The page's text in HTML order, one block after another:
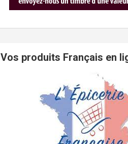
Vos produits Français en